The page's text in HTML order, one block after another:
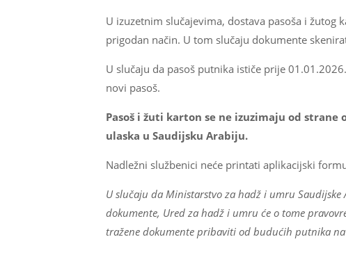
U izuzetnim slučajevima, dostava pasoša i
prigodan način. U tom slučaju dokumente
U slučaju da pasoš putnika ističe prije
novi pasoš.
Pasoš i žuti karton se ne izuzimaju od
ulaska u Saudijsku Arabiju.
Nadležni službenici neće printati aplikacijski
U slučaju da Ministarstvo za hadž i umru
dokumente, Ured za hadž i umru će o tome
tražene dokumente pribaviti od budućih putnika